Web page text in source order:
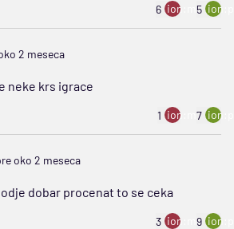
6 ion:minus
5
2 meseca
neke krs igrace
1 ion:minus
7
oko 2 meseca
dobar procenat to se ceka
3 ion:minus
9